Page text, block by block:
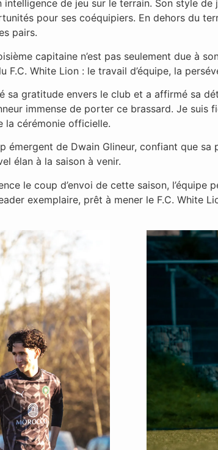
intelligence de jeu sur le terrain. Son style
pour ses coéquipiers. En dehors du
pairs.
capitaine n’est pas seulement due à
White Lion : le travail d’équipe, la
sa gratitude envers le club et a affirmé sa
immense de porter ce brassard. Je
la cérémonie officielle.
émergent de Dwain Glineur, confiant que sa
élan à la saison à venir.
le coup d’envoi de cette saison, l’équipe
exemplaire, prêt à mener le F.C. White